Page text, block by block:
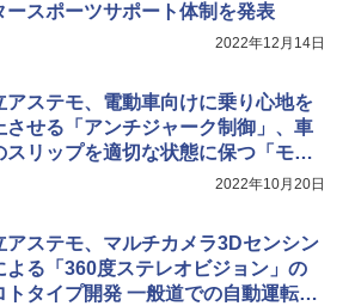
ースポーツサポート体制を発表
2022年12月14日
アステモ、電動車向けに乗り心地を
させる「アンチジャーク制御」、車
スリップを適切な状態に保つ「モー
トルク制御（モーターABS）」のプ
2022年10月20日
アステモ、マルチカメラ3Dセンシン
よる「360度ステレオビジョン」の
トタイプ開発 一般道での自動運転時